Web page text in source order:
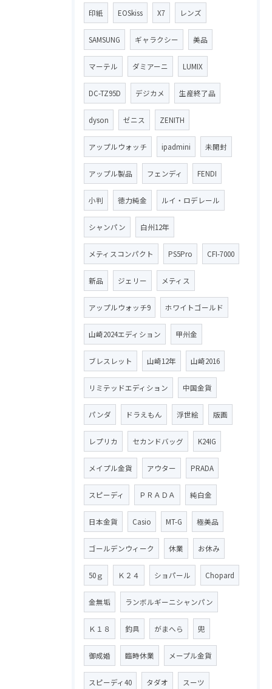
印紙 EOSkiss X7 レンズ
SAMSUNG ギャラクシー 美品
マーテル ダミアーニ LUMIX
DC-TZ95D デジカメ 生産終了品
dyson ゼニス ZENITH
アップルウォッチ ipadmini 未開封
アップル製品 フェンディ FENDI
小判 徳力純金 ルイ・ロデレール
シャンパン 白州12年
メティスコンパクト PS5Pro CFI-7000
新品 ジェリー メティス
アップルウォッチ9 ホワイトゴールド
山崎2024エディション 甲州金
ブレスレット 山崎12年 山崎2016
リミテッドエディション 中国金貨
パンダ ドラえもん 浮世絵 版画
レプリカ セカンドバッグ K24IG
メイプル金貨 アウター PRADA
スピーディ ＰＲＡＤＡ 純白金
日本金貨 Casio MT-G 極美品
ゴールデンウィーク 休業 お休み
50ｇ Ｋ２４ ショパール Chopard
金無垢 ランボルギーニシャンパン
Ｋ１８ 釣具 がまへら 兜
御成婚 臨時休業 メープル金貨
スピーディ40 タダオ スーツ